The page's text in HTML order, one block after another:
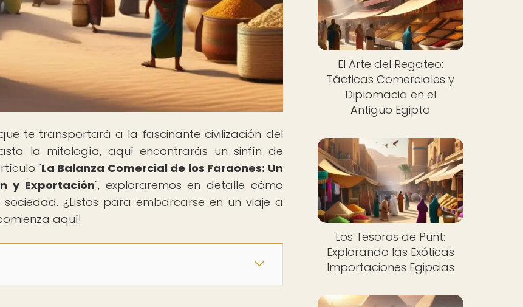
te transportará a la fascinante civilización del
la mitología, aquí encontrarás un sinfín de
"La Balanza Comercial de los Faraones: Un
y Exportación", exploraremos en detalle cómo
¿Listos para embarcarse en un viaje a
aquí!
El Arte del Regateo:
Tácticas Comerciales y
Diplomacia en el
Antiguo Egipto
Los Tesoros de Punt:
Explorando las Exóticas
Importaciones Egipcias